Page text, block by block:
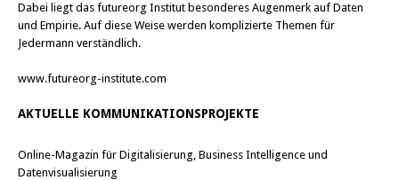
Dabei liegt das futureorg Institut besonderes Augenmerk auf Daten
und Empirie. Auf diese Weise werden komplizierte Themen für
Jedermann verständlich.
www.futureorg-institute.com
AKTUELLE KOMMUNIKATIONSPROJEKTE
Online-Magazin für Digitalisierung, Business Intelligence und
Datenvisualisierung